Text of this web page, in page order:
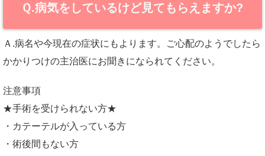
Ｑ.病気をしているけど見てもらえますか?
Ａ.病名や今現在の症状にもよります。ご心配のようでしたら
かかりつけの主治医にお聞きになられてください。
注意事項
★手術を受けられない方★
・カテーテルが入っている方
・術後間もない方